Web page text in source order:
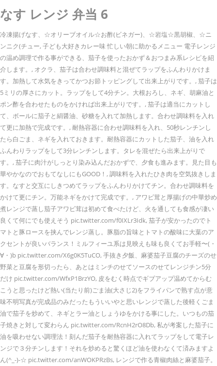
なす レンジ 弁当 6
冷凍揚げなす、☆オリーブオイル☆お酢(ビネガー)、☆岩塩☆黒胡椒、☆ニ
ンニク(チュー, 子ども大好きカレー味 忙しい朝に助かるメニュー 電子レンジ
の温め調理で作る事ができる、茄子を使ったおかず＆おつまみ系レシピを紹
介します。, オクラ、茄子は合わせ調味料と混ぜてラップをふんわりかけま
す。加熱して水気をきってかつお節トッピングして出来上がりです。, 茄子は
5ミリの厚さにカット。ラップをして4分チン。大根おろし、ネギ、胡麻油と
ポン酢を合わせたものをかければ出来上がりです。, 茄子は適当にカットし
て、ボールに茄子と絹醤油、砂糖を入れて加熱します。合わせ調味料を入れ
て更に加熱で完成です。, 耐熱容器に合わせ調味料を入れ、50秒レンチンし
たら白ごま、ネギを入れておきます。耐熱容器にカットした茄子、油を入れ
ふんわりラップをして3分レンチンします。タレを混ぜたら出来上がりで
す。, 茄子に肉汁がしっとり染み込んだおかずで、夕食も進みます。見た目も
華やかなのでおもてなしにもGOOD！, 調味料を入れたひき肉を空気抜きしま
す。なすと交互にしきつめてラップをふんわりかけてチン。合わせ調味料を
かけて更にチン。万能ネギをかけて完成です。, アワビ茸と厚揚げの中華炒め
煮レンジで蒸し茄子アワビ茸は初めて食べたけど、火を通しても食感が凄い
良くて何にでも使えそう pic.twitter.com/f0IXLr3Idk, 茄子が安かったのでト
マトと豚ロースを挟んでレンジ蒸し。豚脂の旨味とトマトの酸味に大葉のア
クセントが良いバランス！ミルフィーユ系は見映えも味も良くてお手軽〜(・
∀・)b pic.twitter.com/X6g0K5TuCO, 手抜き夕飯、麻婆茄子豆腐のチーズのせ
野菜と豆腐を形切ったら、あとはミンチのせてソースのせてレンジチン5分
だけ pic.twitter.com/WfxP1BrzYO, 皮をむく時点でギブアップ温めてからむ
こうと思ったけど熱い(当たり前)ごま油(大さじ2)をフライパンで熟す点が意
味不明写真が完成品のみだったもういいやと思いレンジで蒸した後軽くごま
油で茄子を炒めて、ネギとラー油としょうゆをかける事にした。いつもの茄
子焼きと対して変わらん pic.twitter.com/RcnH2rO8Db, 私が考案した茄子に
油を吸わせない調理法！刻んだ茄子を耐熱容器に入れてラップをして電子レ
ンジで３分チンします！それを炒めると驚くほど油を使わなくて済みますよ
ん(^_-)-☆ pic.twitter.com/anWOKPRzBs, レンジで作る青椒肉絲と麻婆茄子。